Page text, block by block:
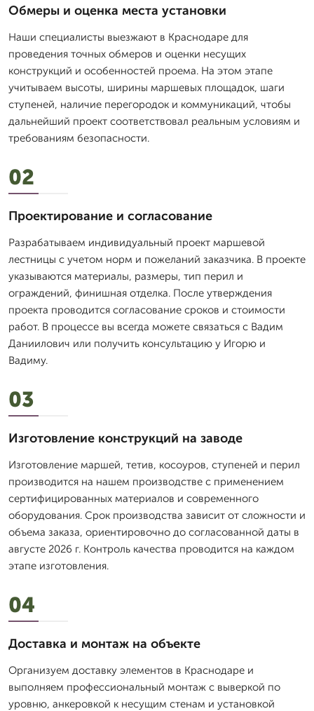
Обмеры и оценка места установки
Наши специалисты выезжают в Краснодаре для
проведения точных обмеров и оценки несущих
конструкций и особенностей проема. На этом этапе
учитываем высоты, ширины маршевых площадок, шаги
ступеней, наличие перегородок и коммуникаций, чтобы
дальнейший проект соответствовал реальным условиям и
требованиям безопасности.
02
Проектирование и согласование
Разрабатываем индивидуальный проект маршевой
лестницы с учетом норм и пожеланий заказчика. В проекте
указываются материалы, размеры, тип перил и
ограждений, финишная отделка. После утверждения
проекта проводится согласование сроков и стоимости
работ. В процессе вы всегда можете связаться с Вадим
Даниилович или получить консультацию у Игорю и
Вадиму.
03
Изготовление конструкций на заводе
Изготовление маршей, тетив, косоуров, ступеней и перил
производится на нашем производстве с применением
сертифицированных материалов и современного
оборудования. Срок производства зависит от сложности и
объема заказа, ориентировочно до согласованной даты в
августе 2026 г. Контроль качества проводится на каждом
этапе изготовления.
04
Доставка и монтаж на объекте
Организуем доставку элементов в Краснодаре и
выполняем профессиональный монтаж с выверкой по
уровню, анкеровкой к несущим стенам и установкой